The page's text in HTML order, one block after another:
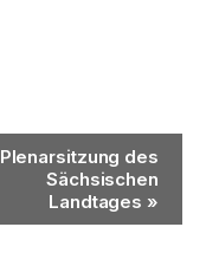
Plenarsitzung des
Sächsischen
Landtages »